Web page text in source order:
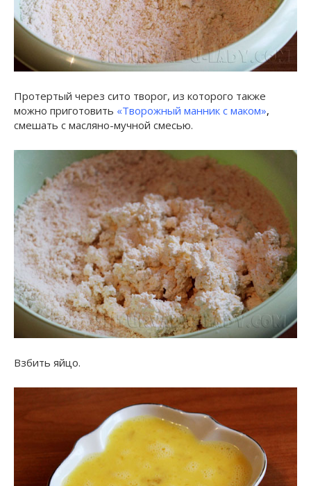
Протертый через сито творог, из которого также
можно приготовить «Творожный манник с маком»,
смешать с масляно-мучной смесью.
Взбить яйцо.